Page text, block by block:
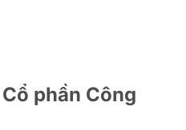
phần Công